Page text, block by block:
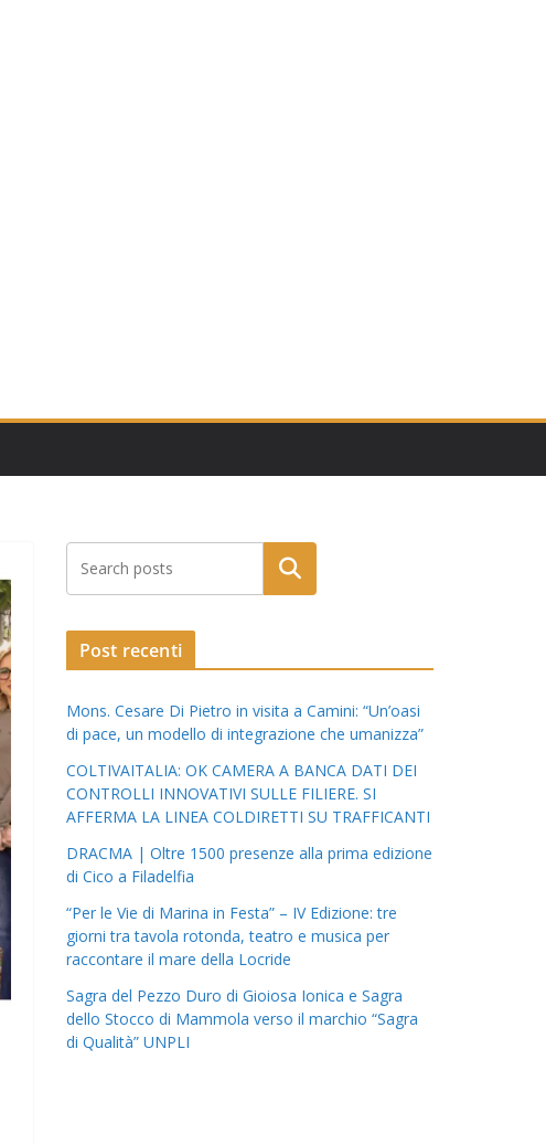
Post recenti
Mons. Cesare Di Pietro in visita a Camini: “Un’oasi
di pace, un modello di integrazione che umanizza”
COLTIVAITALIA: OK CAMERA A BANCA DATI DEI
CONTROLLI INNOVATIVI SULLE FILIERE. SI
AFFERMA LA LINEA COLDIRETTI SU TRAFFICANTI
DRACMA | Oltre 1500 presenze alla prima edizione
di Cico a Filadelfia
“Per le Vie di Marina in Festa” – IV Edizione: tre
giorni tra tavola rotonda, teatro e musica per
raccontare il mare della Locride
Sagra del Pezzo Duro di Gioiosa Ionica e Sagra
dello Stocco di Mammola verso il marchio “Sagra
di Qualità” UNPLI